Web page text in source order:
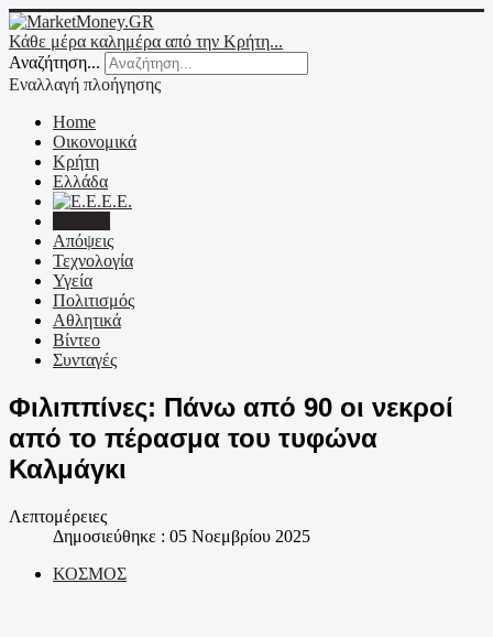
Κάθε μέρα καλημέρα από την Κρήτη...
Αναζήτηση...
Εναλλαγή πλοήγησης
Home
Οικονομικά
Κρήτη
Ελλάδα
Ε.Ε.
Απόψεις
Τεχνολογία
Υγεία
Πολιτισμός
Αθλητικά
Βίντεο
Συνταγές
Φιλιππίνες: Πάνω από 90 οι νεκροί
από το πέρασμα του τυφώνα
Καλμάγκι
Λεπτομέρειες
Δημοσιεύθηκε : 05 Νοεμβρίου 2025
ΚΟΣΜΟΣ